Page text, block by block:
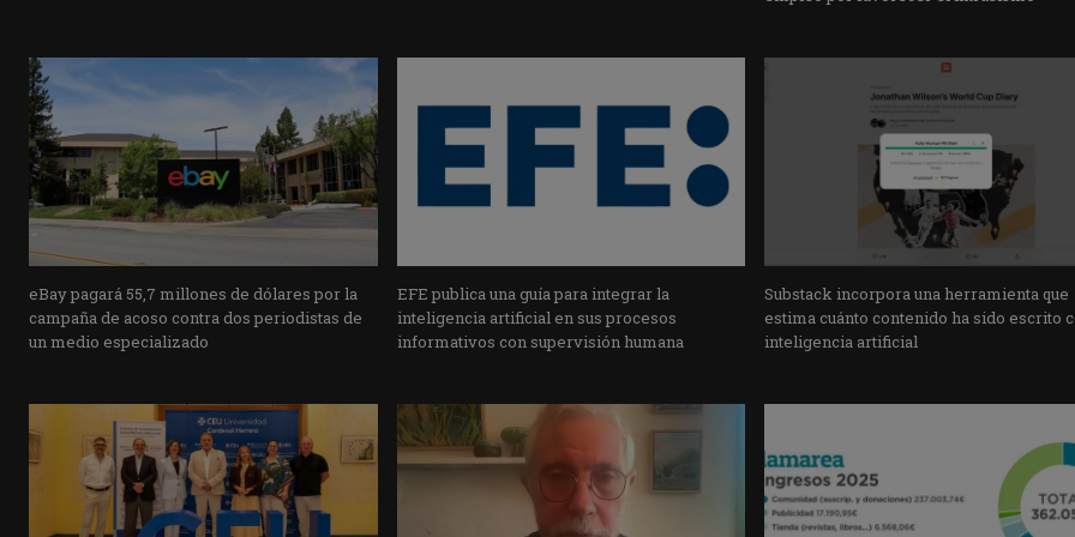
eBay pagará 55,7 millones de dólares por la
campaña de acoso contra dos periodistas de
un medio especializado
EFE publica una guía para integrar la
inteligencia artificial en sus procesos
informativos con supervisión humana
Substack incorpora una herramienta que
estima cuánto contenido ha sido escrito
inteligencia artificial